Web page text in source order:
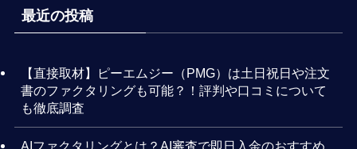
最近の投稿
【直接取材】ピーエムジー（PMG）は土日祝日や注文
書のファクタリングも可能？！評判や口コミについて
も徹底調査
AIファクタリングとは？AI審査で即日入金のおすすめ